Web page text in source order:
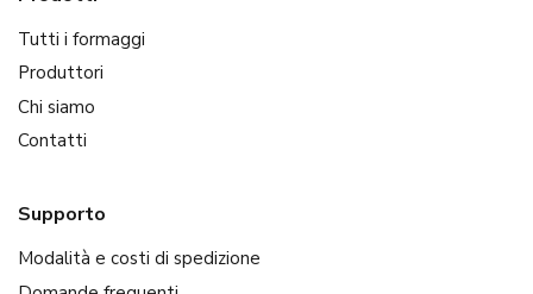
Tutti i formaggi
Produttori
Chi siamo
Contatti
Supporto
Modalità e costi di spedizione